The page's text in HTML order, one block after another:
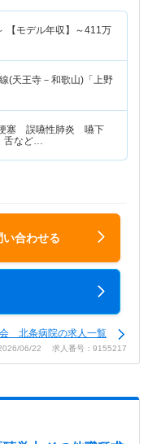
【モデル年収】～411万
(天王寺－和歌山)「上野
梗塞 誤嚥性肺炎 嚥下
舌など…
合わせる
北条病院の求人一覧
06/22 求人番号：9155217